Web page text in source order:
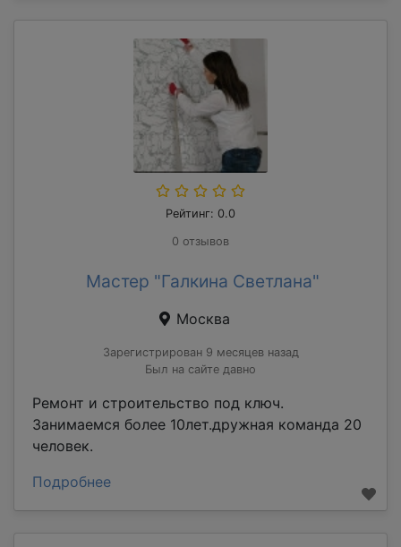
Рейтинг: 0.0
0 отзывов
Мастер "Галкина Светлана"
Москва
Зарегистрирован 9 месяцев назад
Был на сайте давно
Ремонт и строительство под ключ.
Занимаемся более 10лет.дружная команда 20
человек.
Подробнее